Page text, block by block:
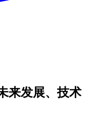
来发展、技术